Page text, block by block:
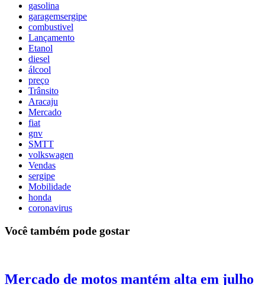
gasolina
garagemsergipe
combustivel
Lançamento
Etanol
diesel
álcool
preço
Trânsito
Aracaju
Mercado
fiat
gnv
SMTT
volkswagen
Vendas
sergipe
Mobilidade
honda
coronavirus
Você também pode gostar
Mercado de motos mantém alta em julho